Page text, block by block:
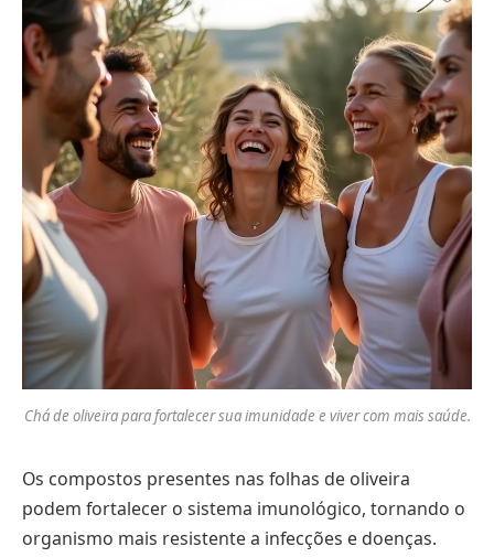
Chá de oliveira para fortalecer sua imunidade e viver com mais saúde.
Os compostos presentes nas folhas de oliveira
podem fortalecer o sistema imunológico, tornando o
organismo mais resistente a infecções e doenças.